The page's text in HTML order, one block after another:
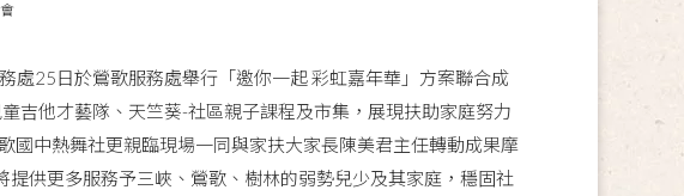
25日於鶯歌服務處舉行「邀你一起 彩虹嘉年華」方案聯合成
吉他才藝隊、天竺葵-社區親子課程及市集，展現扶助家庭努力
國中熱舞社更親臨現場一同與家扶大家長陳美君主任轉動成果摩
供更多服務予三峽、鶯歌、樹林的弱勢兒少及其家庭，穩固社